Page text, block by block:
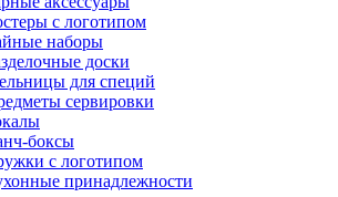
с логотипом
наборы
доски
для специй
сервировки
боксы
с логотипом
принадлежности